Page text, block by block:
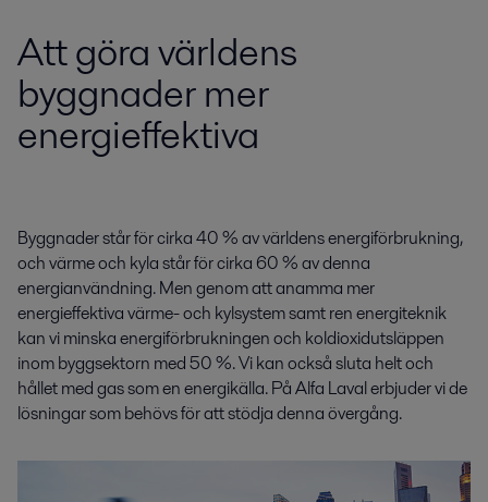
Att göra världens
byggnader mer
energieffektiva
Byggnader står för cirka 40 % av världens energiförbrukning,
och värme och kyla står för cirka 60 % av denna
energianvändning. Men genom att anamma mer
energieffektiva värme- och kylsystem samt ren energiteknik
kan vi minska energiförbrukningen och koldioxidutsläppen
inom byggsektorn med 50 %. Vi kan också sluta helt och
hållet med gas som en energikälla. På Alfa Laval erbjuder vi de
lösningar som behövs för att stödja denna övergång.